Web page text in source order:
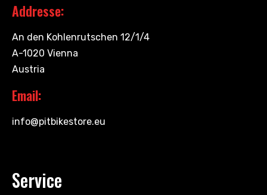
Addresse:
An den Kohlenrutschen 12/1/4
A-1020 Vienna
Austria
Email:
info@pitbikestore.eu
Service